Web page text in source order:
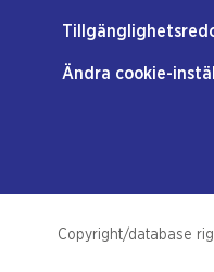
Ändra cookie-
Copyright/database